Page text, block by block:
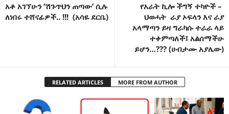
አቶ አገኘሁን ‘ሽጉጥህን ጠጣው’ ሲሉ
ለነበሩ ተሸናፊዎች.. !!! (አሳዬ ደርቤ)
የአራት ኪሎ ችግኝ ተካዮች –
ህወሓት ራያ ኦፍላን እና ራያ
አላማጣን ይዛ ግራካሱ ተራራ ላይ
ተቀምጣለች፤ አልሰማችሁ
ይሆን…??? (ሀብታሙ አያሌው)
RELATED ARTICLES MORE FROM AUTHOR